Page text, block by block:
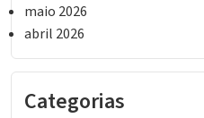
maio 2026
abril 2026
Categorias